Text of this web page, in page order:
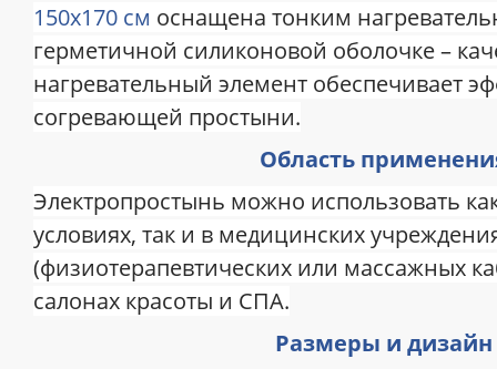
150х170 см оснащена тонким
герметичной силиконовой оболочке –
нагревательный элемент обеспечивает
согревающей простыни.
Область
Электропростынь можно использовать
условиях, так и в медицинских
(физиотерапевтических или массажных
салонах красоты и СПА.
Размеры и дизайн